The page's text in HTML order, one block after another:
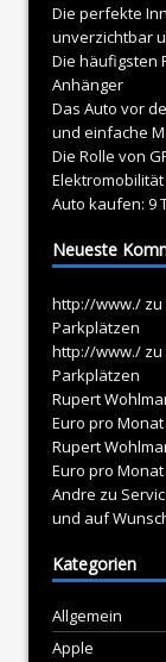
Die perfekte
unverzichtbar
Die häufigsten
Anhänger
Das Auto vor
und einfache
Die Rolle von
Auto kaufen: 9
Neueste
http://www./ zu
Parkplätzen
http://www./ zu
Parkplätzen
Rupert
Euro pro
Rupert
Euro pro
Andre zu
und auf
Kategorien
Allgemein
Apple